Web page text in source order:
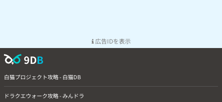
広告IDを表示
9DB
白猫プロジェクト攻略 - 白猫DB
ドラクエウォーク攻略 - みんドラ